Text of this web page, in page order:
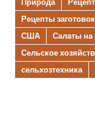
Рецепты заготовок
США
Салаты на
Сельское
сельхозтехника